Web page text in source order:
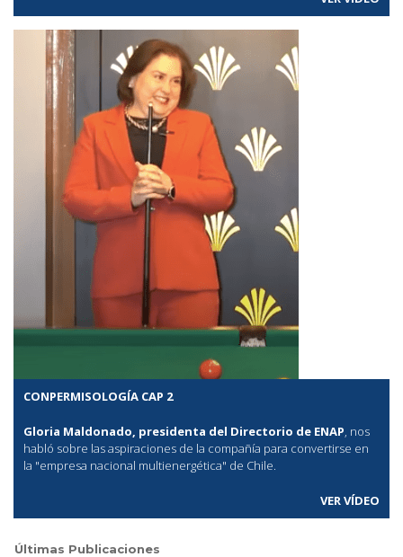
CONPERMISOLOGÍA CAP 2
Gloria Maldonado, presidenta del Directorio de ENAP , nos
habló sobre las aspiraciones de la compañía para convertirse en
la "empresa nacional multienergética" de Chile.
VER VÍDEO
Últimas Publicaciones